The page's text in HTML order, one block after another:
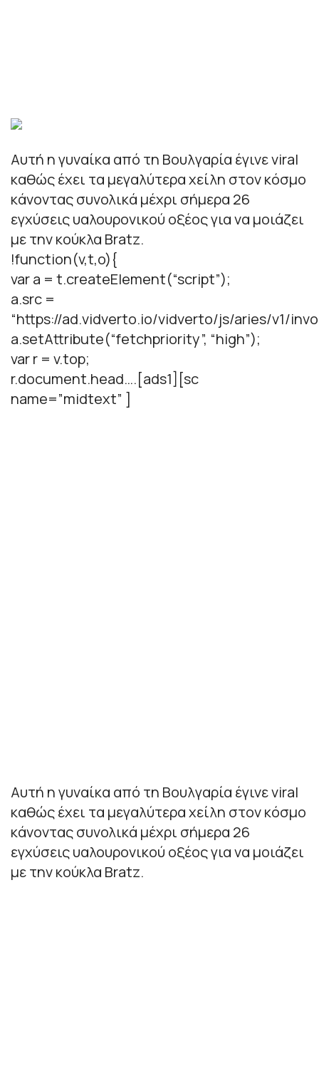
Αυτή η γυναίκα από τη Βουλγαρία έγινε viral
καθώς έχει τα μεγαλύτερα χείλη στον κόσμο
κάνοντας συνολικά μέχρι σήμερα 26
εγχύσεις υαλουρονικού οξέος για να μοιάζει
με την κούκλα Bratz.
!function(v,t,o){
var a = t.createElement(“script”);
a.src =
“https://ad.vidverto.io/vidverto/js/aries/v1/
a.setAttribute(“fetchpriority”, “high”);
var r = v.top;
r.document.head….[ads1][sc
name=”midtext” ]
Αυτή η γυναίκα από τη Βουλγαρία έγινε viral
καθώς έχει τα μεγαλύτερα χείλη στον κόσμο
κάνοντας συνολικά μέχρι σήμερα 26
εγχύσεις υαλουρονικού οξέος για να μοιάζει
με την κούκλα Bratz.